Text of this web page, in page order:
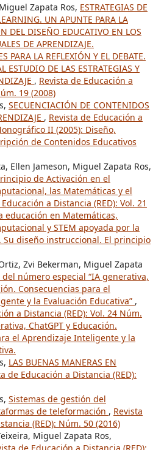
Zapata Ros, ESTRATEGIAS DE
UN APUNTE PARA LA
DEL DISEÑO EDUCATIVO EN LOS
DE APRENDIZAJE.
PARA LA REFLEXIÓN Y EL DEBATE.
ESTUDIO DE LAS ESTRATEGIAS Y
, Revista de Educación a
19 (2008)
SECUENCIACIÓN DE CONTENIDOS
, Revista de Educación a
II (2005): Diseño,
de Contenidos Educativos
Ellen Jameson, Miguel Zapata Ros,
de Activación en el
las Matemáticas y el
a Distancia (RED): Vol. 21
educación en Matemáticas,
y STEM apoyada por la
diseño instruccional. El principio
Zvi Bekerman, Miguel Zapata
del número especial “IA generativa,
Consecuencias para el
y la Evaluación Educativa” ,
a Distancia (RED): Vol. 24 Núm.
ChatGPT y Educación.
el Aprendizaje Inteligente y la
LAS BUENAS MANERAS EN
de Educación a Distancia (RED):
Sistemas de gestión del
de teleformación , Revista
(RED): Núm. 50 (2016)
Miguel Zapata Ros,